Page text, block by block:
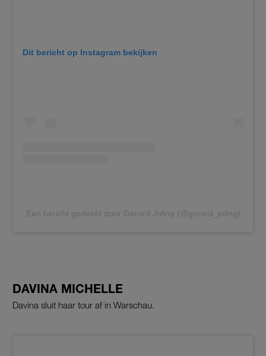
Dit bericht op Instagram bekijken
Een bericht gedeeld door Gerard Joling (@gerard_joling)
DAVINA MICHELLE
Davina sluit haar tour af in Warschau.